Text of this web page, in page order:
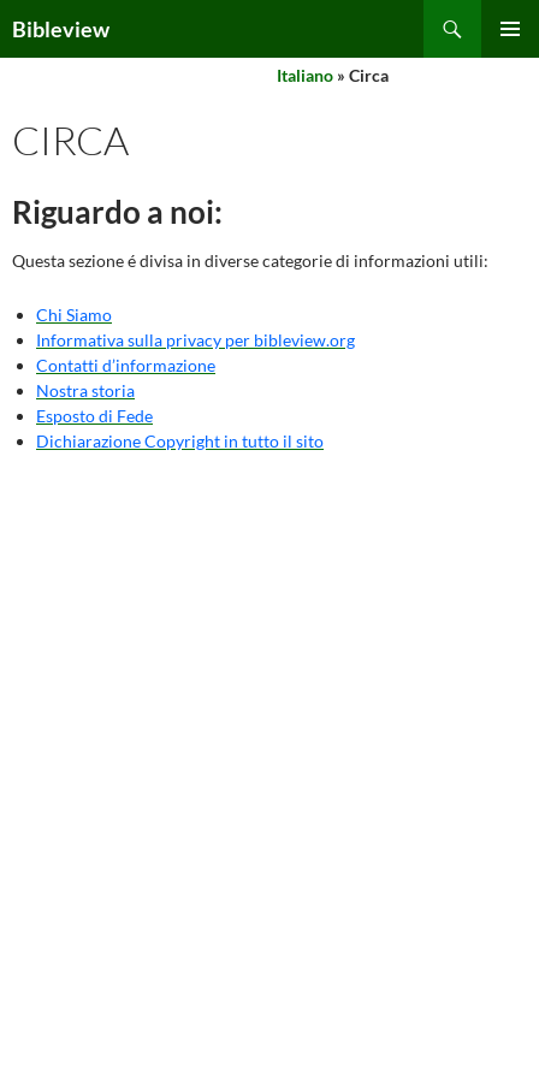
toBibleview
Italiano » Circa
CIRCA
Riguardo a noi:
Questa sezione é divisa in diverse categorie di informazioni utili:
Chi Siamo
Informativa sulla privacy per bibleview.org
Contatti d’informazione
Nostra storia
Esposto di Fede
Dichiarazione Copyright in tutto il sito